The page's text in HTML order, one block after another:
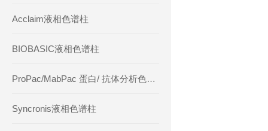
Acclaim液相色谱柱
BIOBASIC液相色谱柱
ProPac/MabPac 蛋白/ 抗体分析色谱柱
Syncronis液相色谱柱